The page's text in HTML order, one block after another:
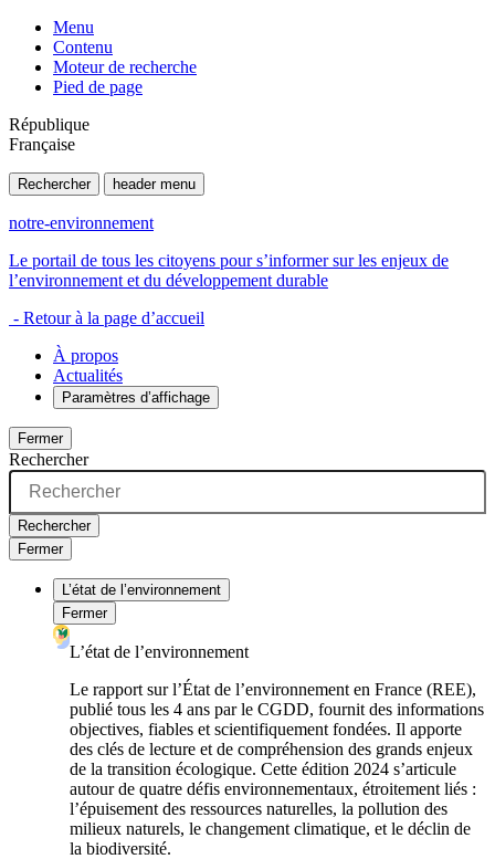
Menu
Contenu
Moteur de recherche
Pied de page
République
Française
Rechercher header menu
notre-environnement
Le portail de tous les citoyens pour s’informer sur les enjeux de
l’environnement et du développement durable
- Retour à la page d’accueil
À propos
Actualités
Paramètres d’affichage
Fermer
Rechercher
Rechercher
Fermer
L’état de l’environnement
Fermer
L’état de l’environnement
Le rapport sur l’État de l’environnement en France (REE),
publié tous les 4 ans par le CGDD, fournit des informations
objectives, fiables et scientifiquement fondées. Il apporte
des clés de lecture et de compréhension des grands enjeux
de la transition écologique. Cette édition 2024 s’articule
autour de quatre défis environnementaux, étroitement liés :
l’épuisement des ressources naturelles, la pollution des
milieux naturels, le changement climatique, et le déclin de
la biodiversité.